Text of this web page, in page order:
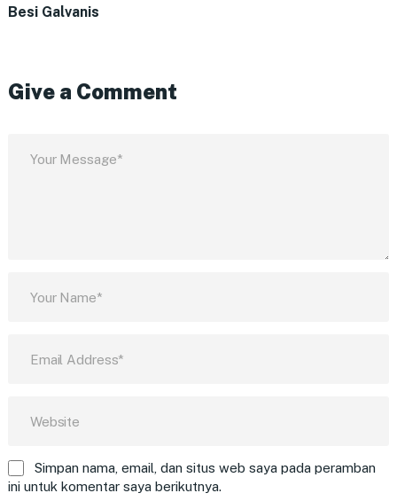
Besi Galvanis
Give a Comment
Simpan nama, email, dan situs web saya pada peramban
ini untuk komentar saya berikutnya.